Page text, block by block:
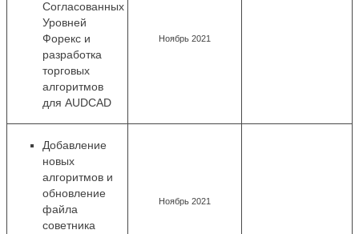
Согласованных
Уровней
Форекс и
разработка
торговых
алгоритмов
для AUDCAD
Ноябрь 2021
Добавление
новых
алгоритмов и
обновление
файла
советника
Ноябрь 2021